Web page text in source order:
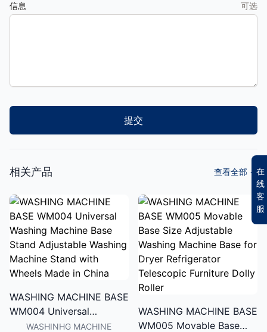
信息 可选
提交
相关产品 查看全部 →
WASHING MACHINE BASE
WM004 Universal
Washing Machine Base
WASHINHG MACHINE
WASHING MACHINE BASE
WM005 Movable Base
在
线
客
服